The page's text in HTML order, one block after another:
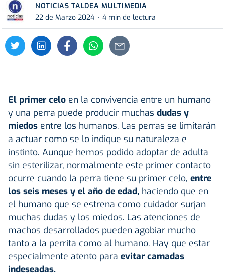
NOTICIAS TALDEA MULTIMEDIA
22 de Marzo 2024
4 min de lectura
El primer celo en la convivencia entre un humano
y una perra puede producir muchas dudas y
miedos entre los humanos. Las perras se limitarán
a actuar como se lo indique su naturaleza e
instinto. Aunque hemos podido adoptar de adulta
sin esterilizar, normalmente este primer contacto
ocurre cuando la perra tiene su primer celo, entre
los seis meses y el año de edad, haciendo que en
el humano que se estrena como cuidador surjan
muchas dudas y los miedos. Las atenciones de
machos desarrollados pueden agobiar mucho
tanto a la perrita como al humano. Hay que estar
especialmente atento para evitar camadas
indeseadas.